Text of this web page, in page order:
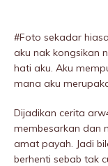
#Foto sekadar
aku nak kongsikan
hati aku. Aku
mana aku
Dijadikan cerita
membesarkan dan
amat payah. Jadi
berhenti sebab tak